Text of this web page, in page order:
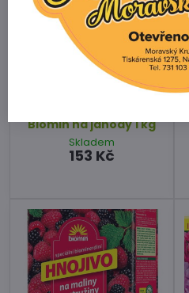
Biomin na jahody 1 kg
Skladem
153 Kč